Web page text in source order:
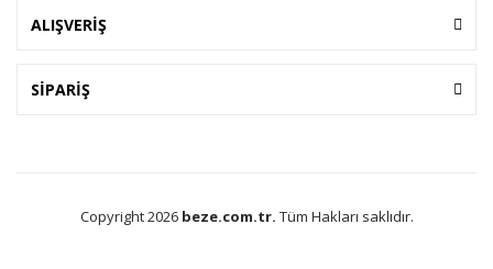
ALIŞVERİŞ
SİPARİŞ
Copyright 2026 beze.com.tr. Tüm Hakları saklıdır.